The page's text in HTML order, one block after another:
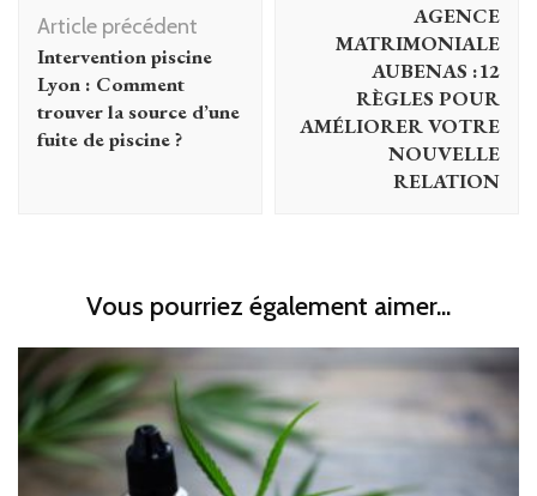
Article précédent
Intervention piscine
Lyon : Comment
trouver la source d’une
fuite de piscine ?
AGENCE
MATRIMONIALE
AUBENAS :12
RÈGLES POUR
AMÉLIORER VOTRE
NOUVELLE
RELATION
Vous pourriez également aimer...